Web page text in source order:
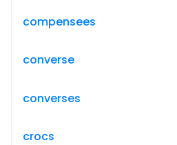
compensees
converse
converses
crocs